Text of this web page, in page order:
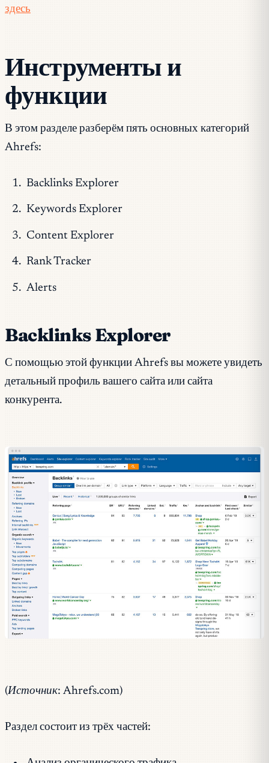
здесь
Инструменты и
функции
В этом разделе разберём пять основных категорий
Ahrefs:
Backlinks Explorer
Keywords Explorer
Content Explorer
Rank Tracker
Alerts
Backlinks Explorer
С помощью этой функции Ahrefs вы можете увидеть
детальный профиль вашего сайта или сайта
конкурента.
(Источник: Ahrefs.com)
Раздел состоит из трёх частей: